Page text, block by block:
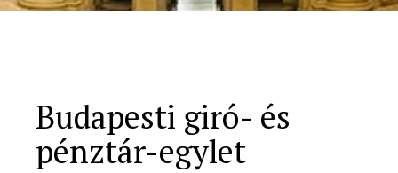
Budapesti giró- és
pénztár-egylet